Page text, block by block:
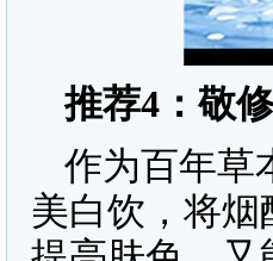
推荐4：敬
作为百年草
美白饮，将